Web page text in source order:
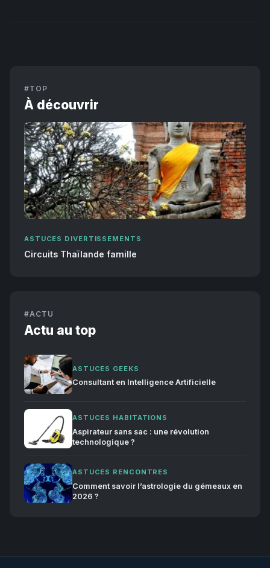
#TOP
À découvrir
ASTUCES DIVERTISSEMENTS
Circuits Thaïlande famille
#ACTU
Actu au top
ASTUCES GEEKS
Consultant en Intelligence Artificielle
ASTUCES HABITATIONS
Aspirateur sans sac : une révolution
technologique ?
ASTUCES RENCONTRES
Comment savoir l’astrologie du gémeaux en
2026 ?